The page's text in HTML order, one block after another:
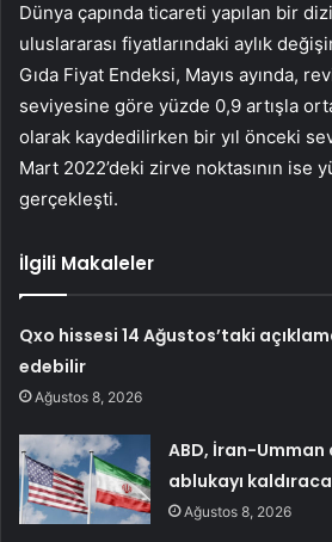
Dünya çapında ticareti yapılan bir dizi
uluslararası fiyatlarındaki aylık
Gıda Fiyat Endeksi, Mayıs ayında,
seviyesine göre yüzde 0,9 artışla
olarak kaydedilirken bir yıl önceki
Mart 2022’deki zirve noktasının ise
gerçekleşti.
İlgili Makaleler
Qxo hissesi 14 Ağustos’taki
edebilir
Ağustos 8, 2026
ABD, İran-Umman
ablukayı
Ağustos 8, 2026